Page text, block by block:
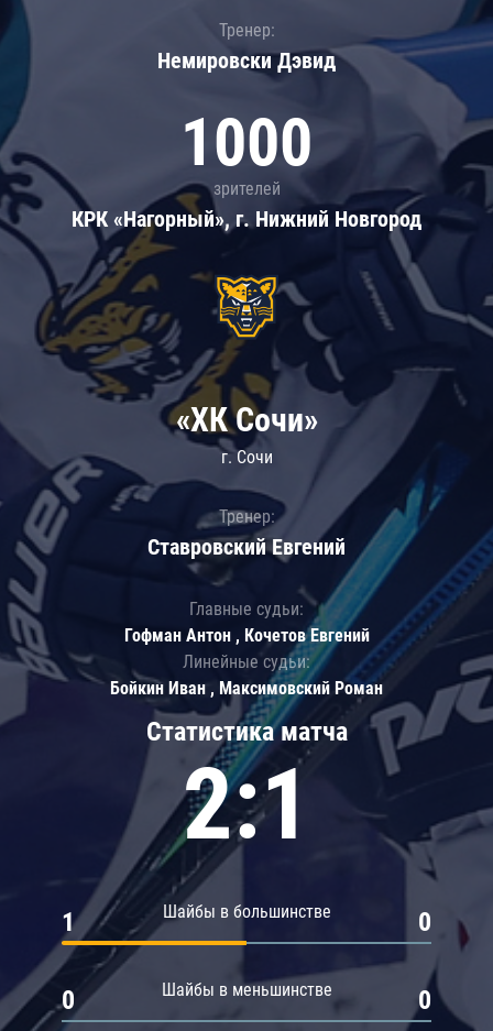
Тренер:
Немировски Дэвид
1000
зрителей
КРК «Нагорный», г. Нижний Новгород
Статистика матча
2:1
Шайбы в большинстве
1 0
Шайбы в меньшинстве
0 0
«ХК Сочи»
г. Сочи
Тренер:
Ставровский Евгений
Главные судьи:
Гофман Антон , Кочетов Евгений
Линейные судьи:
Бойкин Иван , Максимовский Роман